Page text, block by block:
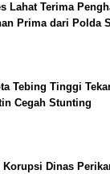
Lahat Terima
Prima dari Polda
Tebing Tinggi
Cegah Stunting
Korupsi Dinas